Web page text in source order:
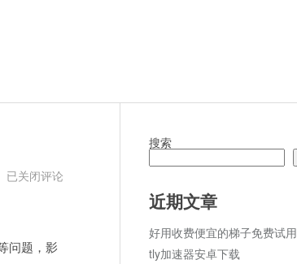
快
免
费
已关闭评论
问题，影
搜索
近期文章
好用收费便宜的梯子免费试用
tly加速器安卓下载